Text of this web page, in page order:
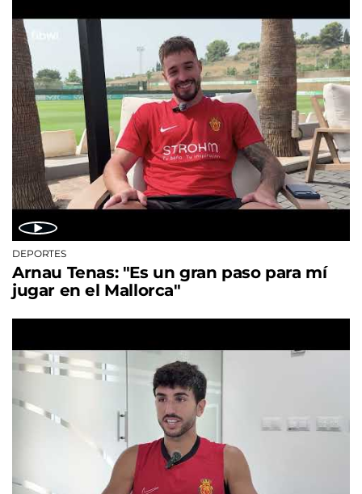
DEPORTES
Arnau Tenas: "Es un gran paso para mí
jugar en el Mallorca"